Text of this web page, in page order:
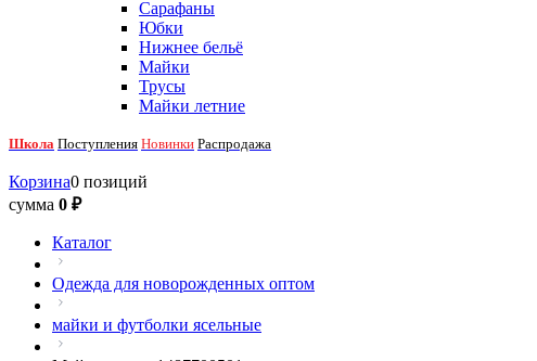
Сарафаны
Юбки
Нижнее бельё
Майки
Трусы
Майки летние
Школа Поступления Новинки Распродажа
Корзина0 позиций
сумма 0 ₽
Каталог
Одежда для новорожденных оптом
майки и футболки ясельные